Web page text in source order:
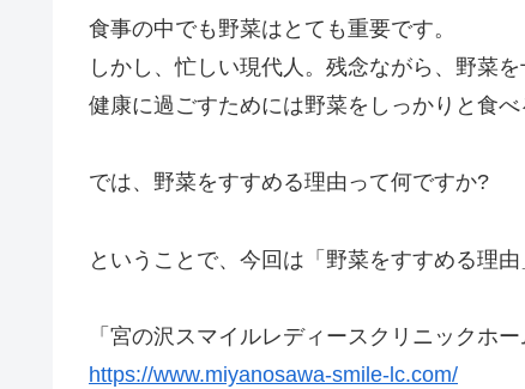
食事の中でも野菜はとても重要です。
しかし、忙しい現代人。残念ながら、野菜
健康に過ごすためには野菜をしっかりと食べ
では、野菜をすすめる理由って何ですか?
ということで、今回は「野菜をすすめる理
「宮の沢スマイルレディースクリニックホー
https://www.miyanosawa-smile-lc.com/